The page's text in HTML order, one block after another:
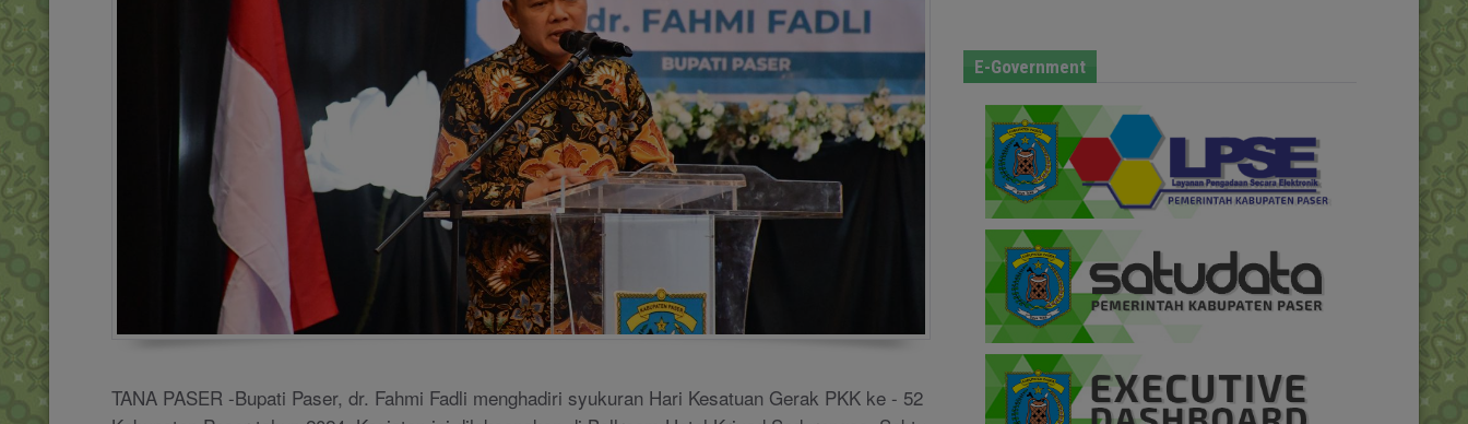
TANA PASER -Bupati Paser, dr. Fahmi Fadli menghadiri syukuran Hari Kesatuan Gerak PKK ke - 52
E-Government